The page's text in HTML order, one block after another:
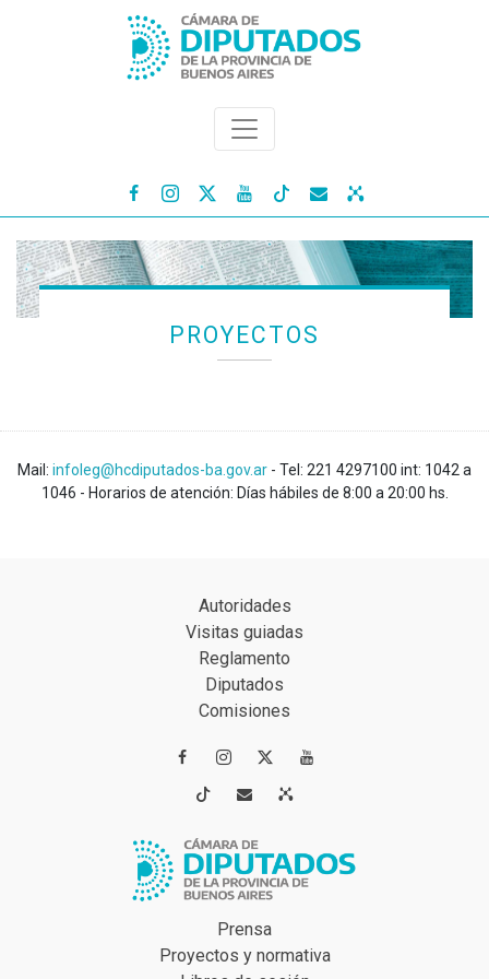
   
PROYECTOS
Mail: infoleg@hcdiputados-ba.gov.ar - Tel: 221 4297100 int: 1042 a
1046 - Horarios de atención: Días hábiles de 8:00 a 20:00 hs.
Autoridades
Visitas guiadas
Reglamento
Diputados
Comisiones
 
 
Prensa
Proyectos y normativa